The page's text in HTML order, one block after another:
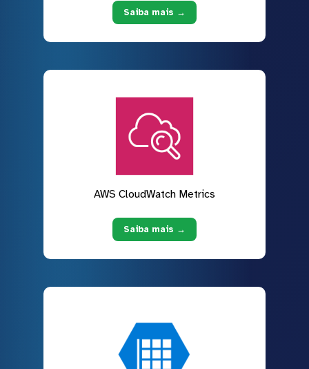
Saiba mais →
AWS CloudWatch Metrics
Saiba mais →